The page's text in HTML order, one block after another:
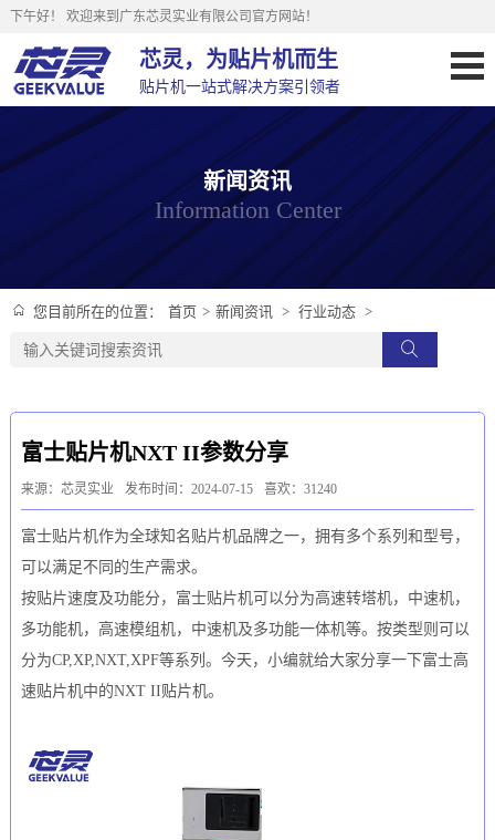
下午好！ 欢迎来到广东芯灵实业有限公司官方网站！
芯灵，为贴片机而生
贴片机一站式解决方案引领者
新闻资讯
Information Center
您目前所在的位置： 首页 > 新闻资讯 > 行业动态 >
富士贴片机NXT II参数分享
来源：芯灵实业 发布时间：2024-07-15 喜欢：31240
富士贴片机作为全球知名贴片机品牌之一，拥有多个系列和型号，
可以满足不同的生产需求。
按贴片速度及功能分，富士贴片机可以分为高速转塔机，中速机，
多功能机，高速模组机，中速机及多功能一体机等。按类型则可以
分为CP,XP,NXT,XPF等系列。今天，小编就给大家分享一下富士高
速贴片机中的NXT II贴片机。